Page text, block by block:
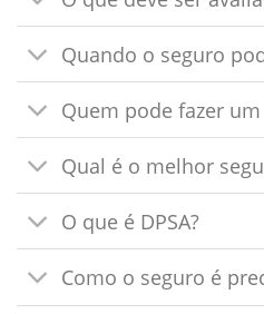
Quando o seguro
Quem pode fazer
Qual é o melhor
O que é DPSA?
Como o seguro é